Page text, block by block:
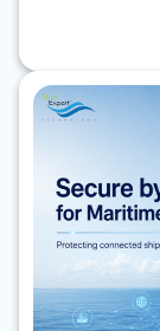
เวลา เมื่อเกิด
คำตอบว่าเกิดอ
เสี่ยงกำลังก่อตั
CCTV ไม่ได้อ
“เหตุการณ์ที่จะเ
ลงมือจัดการ”
Recording…